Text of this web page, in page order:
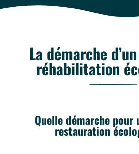
La démarche
réhabilitation
Quelle démarche
restauration